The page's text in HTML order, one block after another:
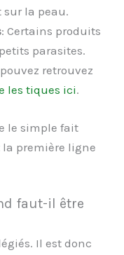
la peau.
: Certains produits
parasites.
retrouvez
les tiques ici.
le simple fait
la première ligne
faut-il être
Il est donc